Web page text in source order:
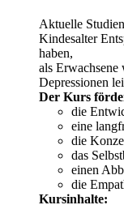
Aktuelle
Kindesalter
haben,
als Erwachsene
Depressionen
Der Kurs
die
eine
die
das
einen
die
Kursinhalte: